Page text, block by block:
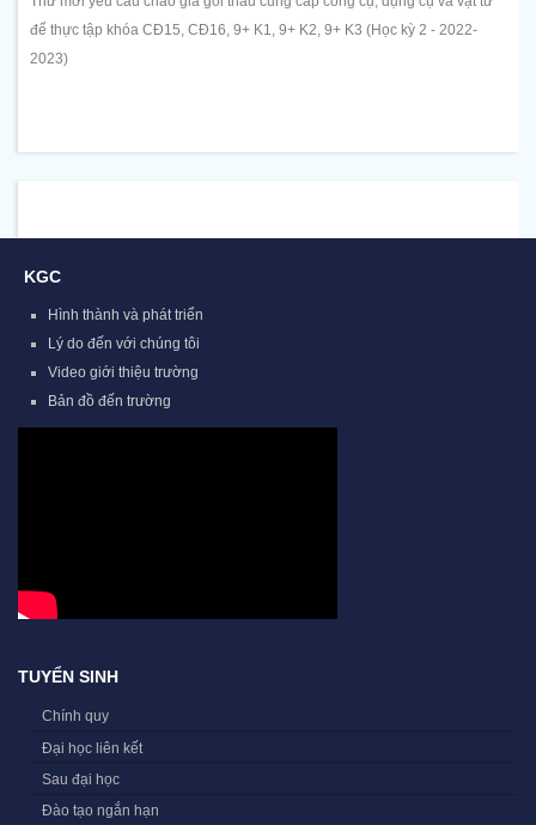
để thực tập khóa CĐ15, CĐ16, 9+ K1, 9+ K2, 9+ K3 (Học kỳ 2 - 2022-
2023)
KGC
Hình thành và phát triển
Lý do đến với chúng tôi
Video giới thiệu trường
Bản đồ đến trường
TUYỂN SINH
Chính quy
Đại học liên kết
Sau đại học
Đào tạo ngắn hạn